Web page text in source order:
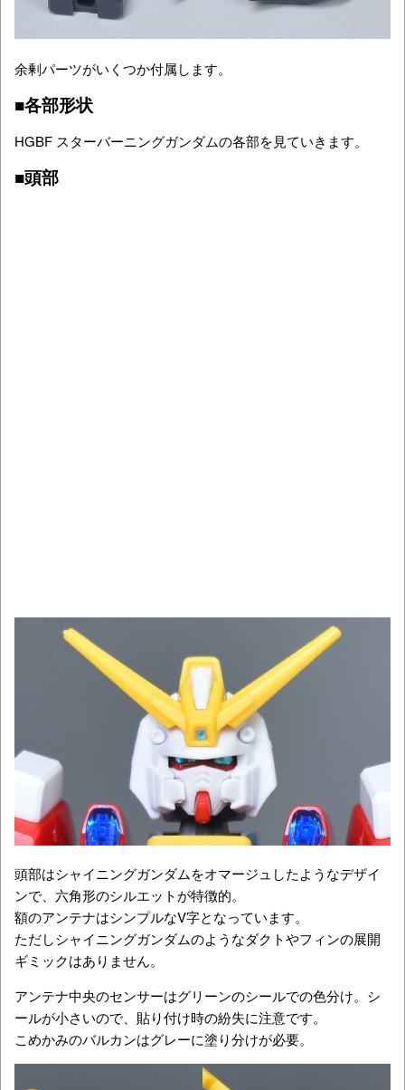
余剰パーツがいくつか付属します。
■各部形状
HGBF スターバーニングガンダムの各部を見ていきます。
■頭部
頭部はシャイニングガンダムをオマージュしたようなデザイ
ンで、六角形のシルエットが特徴的。
額のアンテナはシンプルなV字となっています。
ただしシャイニングガンダムのようなダクトやフィンの展開
ギミックはありません。
アンテナ中央のセンサーはグリーンのシールでの色分け。シ
ールが小さいので、貼り付け時の紛失に注意です。
こめかみのバルカンはグレーに塗り分けが必要。